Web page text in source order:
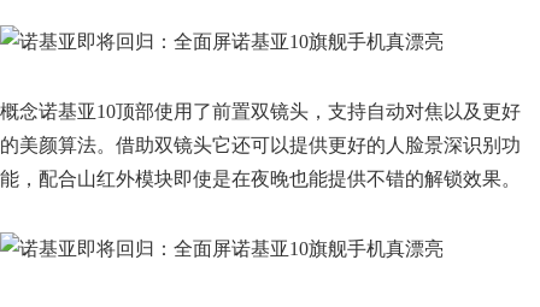
概念诺基亚10顶部使用了前置双镜头，支持自动对焦以及更好
的美颜算法。借助双镜头它还可以提供更好的人脸景深识别功
能，配合山红外模块即使是在夜晚也能提供不错的解锁效果。